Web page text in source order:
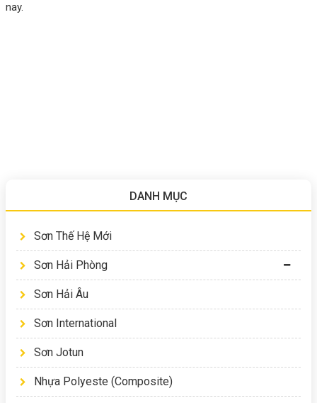
nay.
DANH MỤC
Sơn Thế Hệ Mới
Sơn Hải Phòng
Sơn Hải Âu
Sơn International
Sơn Jotun
Nhựa Polyeste (Composite)